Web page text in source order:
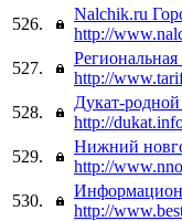
526.
Nalchik.ru
http://
527.
http://
528.
Дукат-
http://
529.
Нижний
http://
530.
http://